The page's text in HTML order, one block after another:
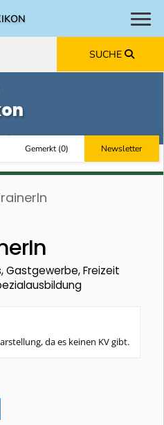
SUCHE
Gemerkt(0) Newsletter
Gastgewerbe, Freizeit
da es keinen KV gibt.